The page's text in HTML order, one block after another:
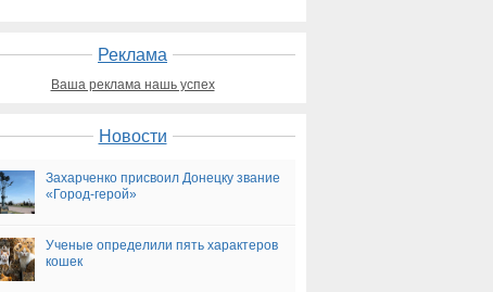
Реклама
Ваша реклама нашь успех
Новости
Захарченко присвоил Донецку звание
«Город-герой»
Ученые определили пять характеров
кошек